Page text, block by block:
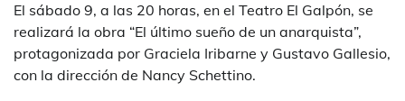
El sábado 9, a las 20 horas, en el Teatro El Galpón, se
realizará la obra “El último sueño de un anarquista”,
protagonizada por Graciela Iribarne y Gustavo Gallesio,
con la dirección de Nancy Schettino.